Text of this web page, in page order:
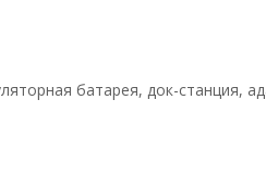
батарея, док-станция,